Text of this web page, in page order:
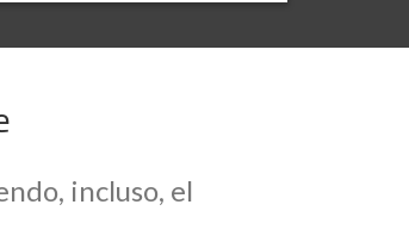
incluso, el